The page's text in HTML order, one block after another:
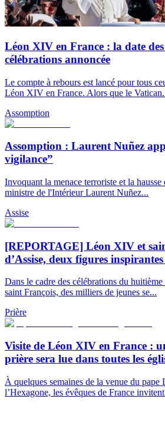
Léon XIV en France : la date
célébrations annoncée
Le compte à rebours est lancé pour tous
Léon XIV en France. Alors que le
Assomption
Assomption : Laurent Nuñez
vigilance”
Invoquant la menace terroriste et la hausse
ministre de l'Intérieur Laurent Nuñez...
Assise
[REPORTAGE] Léon XIV et
d’Assise, deux figures
Dans le cadre des célébrations du
saint François, des milliers de jeunes se...
Prière
Visite de Léon XIV en France :
prière sera lue dans toutes les
À quelques semaines de la venue du
l’Hexagone, les évêques de France